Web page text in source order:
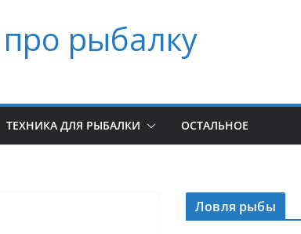
рыбалку
ТЕХНИКА ДЛЯ РЫБАЛКИ ОСТАЛЬНОЕ
Ловля рыбы